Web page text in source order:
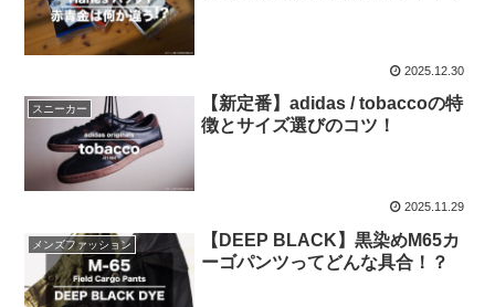
2025.12.30
スニーカー
【新定番】adidas / tobaccoの特
徴とサイズ選びのコツ！
2025.11.29
メンズファッション
【DEEP BLACK】黒染めM65カ
ーゴパンツってどんな具合！？